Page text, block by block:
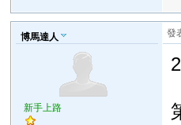
博馬達人
新手上路
發